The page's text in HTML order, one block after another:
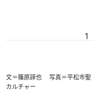
1
文＝篠原諄也 写真＝平松市聖
カルチャー